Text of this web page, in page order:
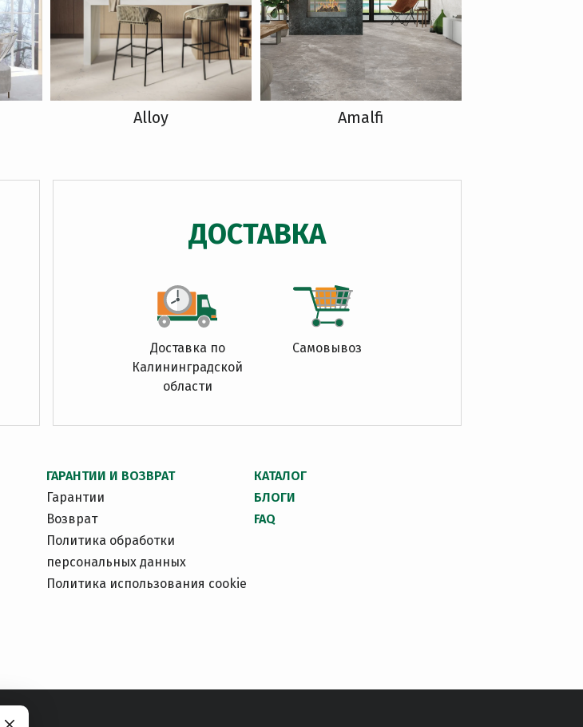
Alloy Amalfi
ДОСТАВКА
Доставка по
Калининградской
области
Самовывоз
ГАРАНТИИ И ВОЗВРАТ
Гарантии
Возврат
Политика обработки
персональных данных
Политика использования cookie
КАТАЛОГ
БЛОГИ
FAQ